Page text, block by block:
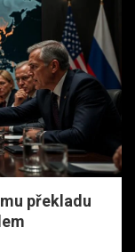
překladu